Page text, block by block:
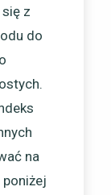
z
do
na